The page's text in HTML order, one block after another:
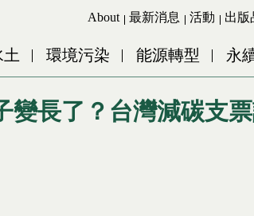
Jump to Navigation
Jump to Main content
About 最新消息 活動 出版
環境污染 能源轉型 永
變長了？台灣減碳支